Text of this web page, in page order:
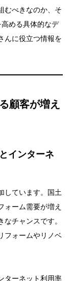
むべきなのか、そ
める具体的なデ
んに役立つ情報を
顧客が増え
インターネ
しています。国土
ォーム需要が増え
チャンスです。
フォームやリノベ
ターネット利用率